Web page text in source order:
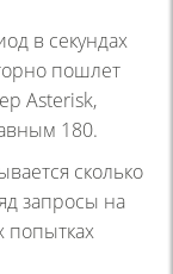
в секундах
пошлет
Asterisk,
180.
сколько
запросы на
попытках